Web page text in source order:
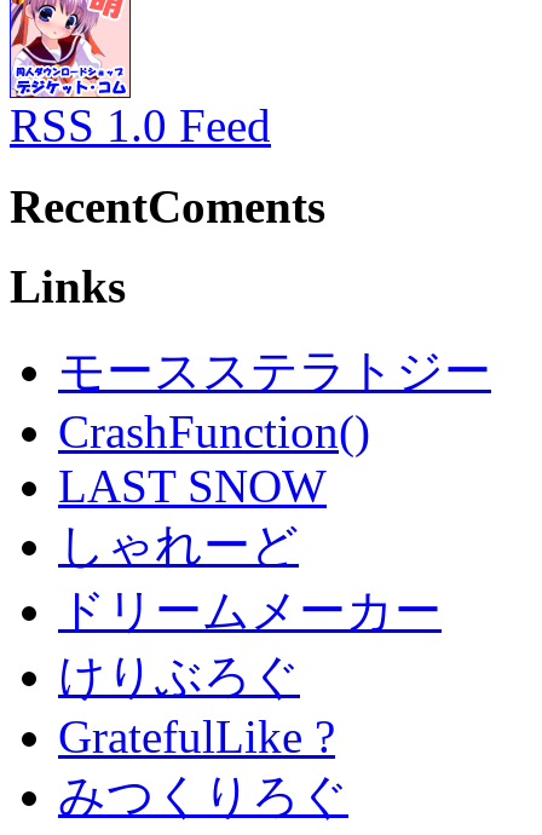
RSS 1.0 Feed
RecentComents
Links
モースステラトジー
CrashFunction()
LAST SNOW
しゃれーど
ドリームメーカー
けりぶろぐ
GratefulLike ?
みつくりろぐ